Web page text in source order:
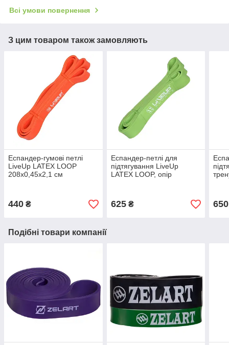
Всі умови повернення
З цим товаром також замовляють
Еспандер-гумові петлі
LiveUp LATEX LOOP
208х0,45х2,1 см
440 ₴
Еспандер-петлі для
підтягування LiveUp
LATEX LOOP, опір
625₴ 650
Подібні товари компанії